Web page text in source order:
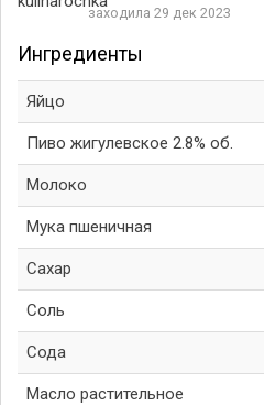
заходила 29 дек 2023
Ингредиенты
Яйцо
Пиво жигулевское 2.8% об.
Молоко
Мука пшеничная
Сахар
Соль
Сода
Масло растительное